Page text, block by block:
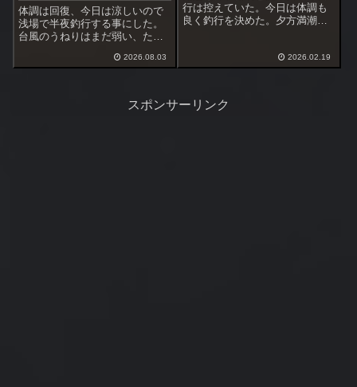
体調は回復、今日は涼しいので
浅場で半夜釣行する事にした。
台風のうねりはまだ弱い、ただ
場所へ行ってみて状況判断、無
2026.08.03
行は控えていた。今日は体調も
良く釣行を決めた。夕方満潮で
2026.02.19
スポンサーリンク